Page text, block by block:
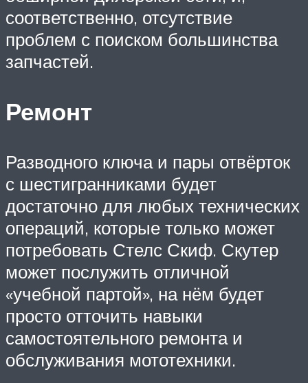
соответственно, отсутствие
проблем с поиском большинства
запчастей.
Ремонт
Разводного ключа и пары отвёрток
с шестигранниками будет
достаточно для любых технических
операций, которые только может
потребовать Стелс Скиф. Скутер
может послужить отличной
«учебной партой», на нём будет
просто отточить навыки
самостоятельного ремонта и
обслуживания мототехники.